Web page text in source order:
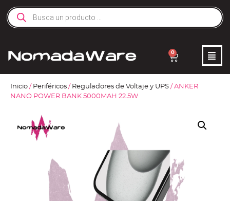
0
Inicio / Periféricos / Reguladores de Voltaje y UPS / ANKER
NANO POWER BANK 5000MAH 22.5W